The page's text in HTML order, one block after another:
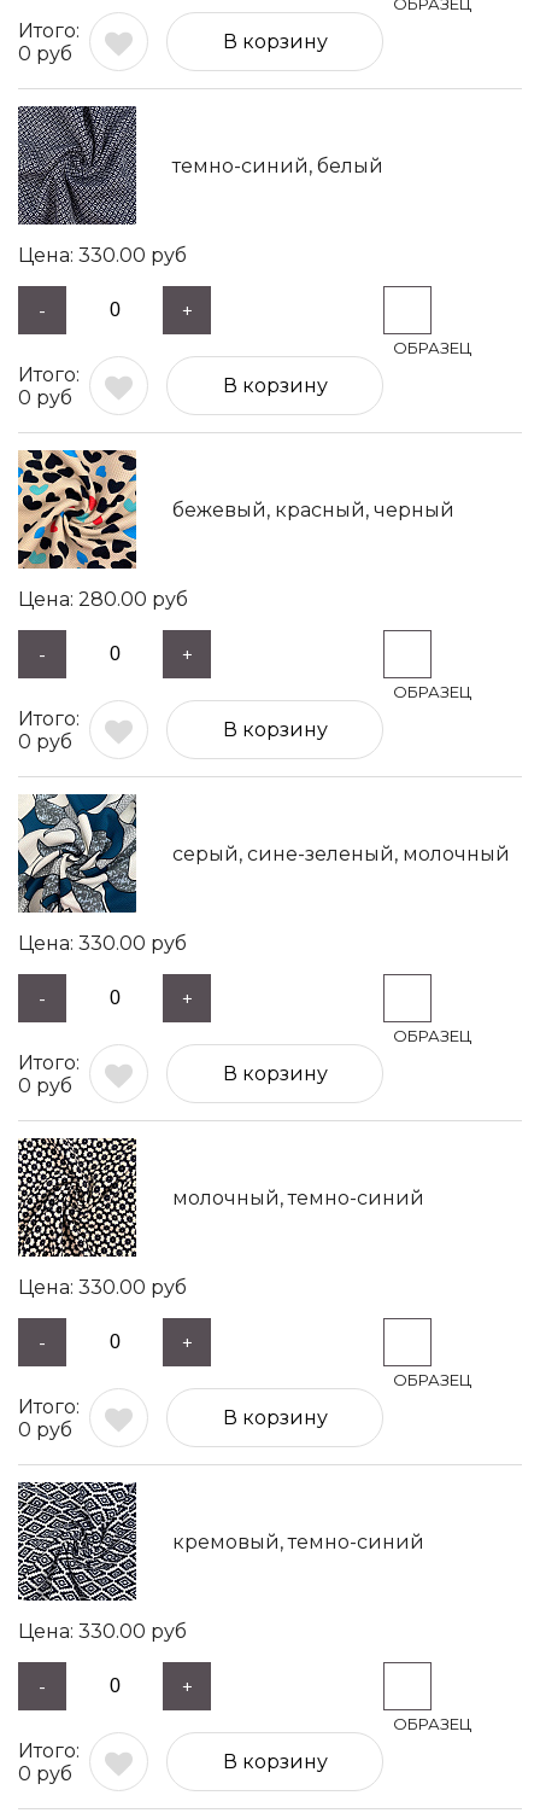
0 руб
В корзину
темно-синий, белый
330.00 руб
- +
0 руб
В корзину
бежевый, красный, черный
280.00 руб
- +
0 руб
В корзину
серый, сине-зеленый, молочный
330.00 руб
- +
0 руб
В корзину
молочный, темно-синий
330.00 руб
- +
0 руб
В корзину
кремовый, темно-синий
330.00 руб
- +
0 руб
В корзину